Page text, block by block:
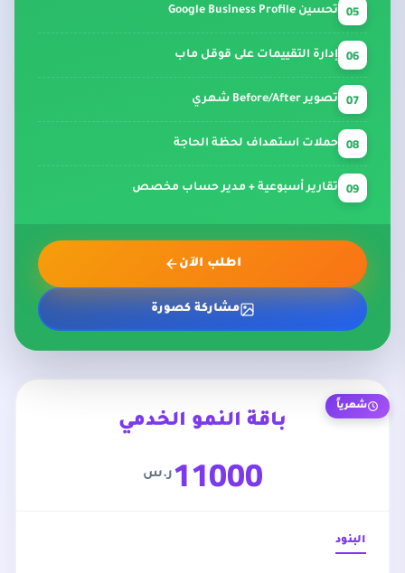
05 تحسين Google Business Profile
06 إدارة التقييمات على قوقل ماب
07 تصوير Before/After شهري
08 حملات استهداف لحظة الحاجة
09 تقارير أسبوعية + مدير حساب مخصص
اطلب الآن
مشاركة كصورة
شهرياً
باقة النمو الخدمي
11000ر.س
البنود